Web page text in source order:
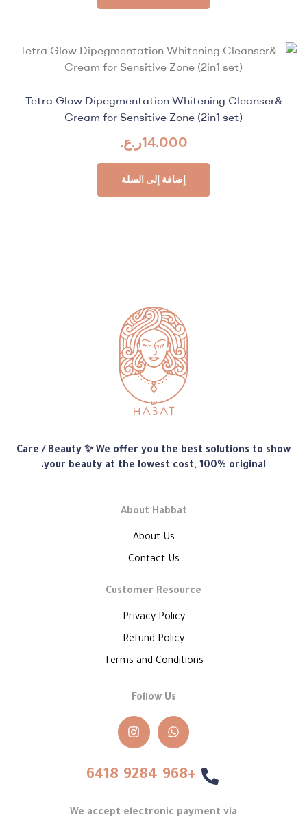
Tetra Glow Dipegmentation Whitening Cleanser&
Cream for Sensitive Zone (2in1 set)
14.000ر.ع.
إضافة إلى السلة
متجر
هبّات
Care / Beauty ✨ We offer you the best solutions to show
your beauty at the lowest cost, 100% original.
About Habbat
About Us
Contact Us
Customer Resource
Privacy Policy
Refund Policy
Terms and Conditions
Follow Us
+968 9284 6418
We accept electronic payment via